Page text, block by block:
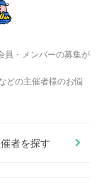
員・メンバーの募集が
どの主催者様のお悩
者を探す